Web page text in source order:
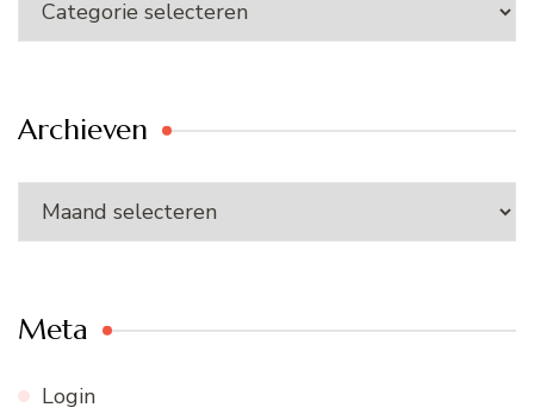
Archieven
Archieven
Meta
Login